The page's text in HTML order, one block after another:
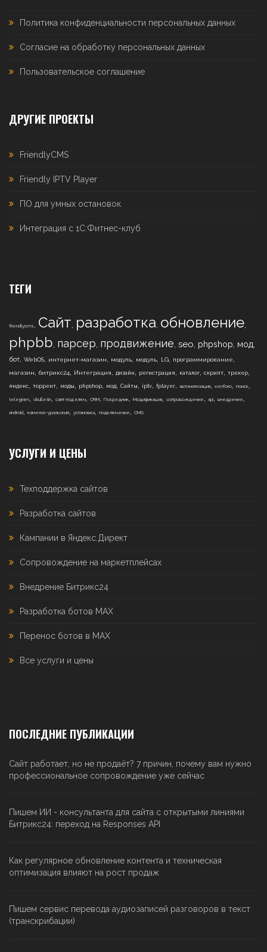
Политика конфиденциальности персональных данных
Согласие на обработку персональных данных
Пользовательское соглашение
ДРУГИЕ ПРОЕКТЫ
FriendlyCMS
Friendly IPTV Player
ПО для умных остановок
Интеграция с 1С:Фитнес-клуб
ТЕГИ
friendlycms , Сайт, разработка, обновление,
phpbb, парсер, продвижение, seo, phpshop, мод,
бот, WebOS, интернет-магазин, модуль, модуль, LG, программирование,
магазин, битрикс24, Интеграция, дизайн , регистрация , каталог, скрипт, трекер,
яндекс, торрент, моды , phpshop, мод, Сайты , iptv, fplayer, автоматизация, xenforo, поиск,
telegram, vbulletin, сайт под ключ, CRM, Посредник, Модификация, сопровождение , api, внедрение ,
android, каменск-уральский, установка, подключение , CMS
УСЛУГИ И ЦЕНЫ
Техподдержка сайтов
Разработка сайтов
Кампании в Яндекс.Директ
Сопровождение на маркетплейсах
Внедрение Битрикс24
Разработка ботов MAX
Перенос ботов в MAX
Все услуги и цены
ПОСЛЕДНИЕ ПУБЛИКАЦИИ
Сайт работает, но не продаёт? 7 причин, почему вам нужно
профессиональное сопровождение уже сейчас
Пишем ИИ - консультанта для сайта с открытыми линиями
Битрикс24: переход на Responses API
Как регулярное обновление контента и техническая
оптимизация влияют на рост продаж
Пишем сервис перевода аудиозаписей разговоров в текст
(транскрибации)